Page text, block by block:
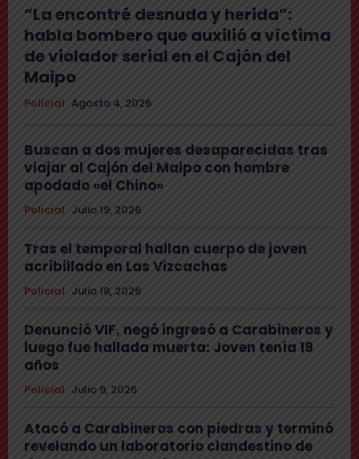
“La encontré desnuda y herida”:
habla bombero que auxilió a víctima
de violador serial en el Cajón del
Maipo
Policial Agosto 4, 2026
Buscan a dos mujeres desaparecidas tras
viajar al Cajón del Maipo con hombre
apodado «el Chino»
Policial Julio 19, 2026
Tras el temporal hallan cuerpo de joven
acribillado en Las Vizcachas
Policial Julio 18, 2026
Denunció VIF, negó ingresó a Carabineros y
luego fue hallada muerta: Joven tenía 19
años
Policial Julio 9, 2026
Atacó a Carabineros con piedras y terminó
revelando un laboratorio clandestino de